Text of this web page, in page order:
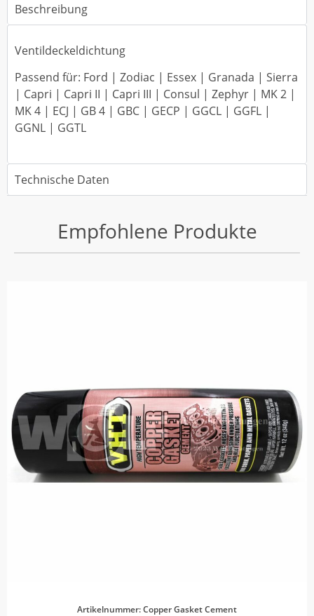
Beschreibung
Ventildeckeldichtung
Passend für: Ford | Zodiac | Essex | Granada | Sierra
| Capri | Capri II | Capri III | Consul | Zephyr | MK 2 |
MK 4 | ECJ | GB 4 | GBC | GECP | GGCL | GGFL |
GGNL | GGTL
Technische Daten
Empfohlene Produkte
Artikelnummer: Copper Gasket Cement